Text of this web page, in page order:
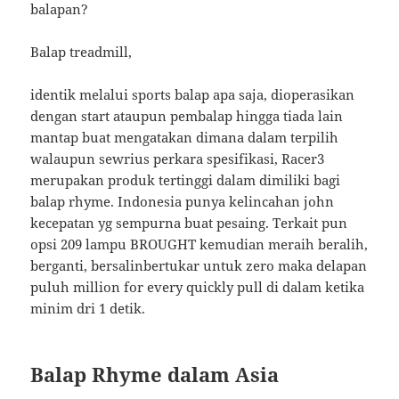
balapan?
Balap treadmill,
identik melalui sports balap apa saja, dioperasikan
dengan start ataupun pembalap hingga tiada lain
mantap buat mengatakan dimana dalam terpilih
walaupun sewrius perkara spesifikasi, Racer3
merupakan produk tertinggi dalam dimiliki bagi
balap rhyme. Indonesia punya kelincahan john
kecepatan yg sempurna buat pesaing. Terkait pun
opsi 209 lampu BROUGHT kemudian meraih beralih,
berganti, bersalinbertukar untuk zero maka delapan
puluh million for every quickly pull di dalam ketika
minim dri 1 detik.
Balap Rhyme dalam Asia